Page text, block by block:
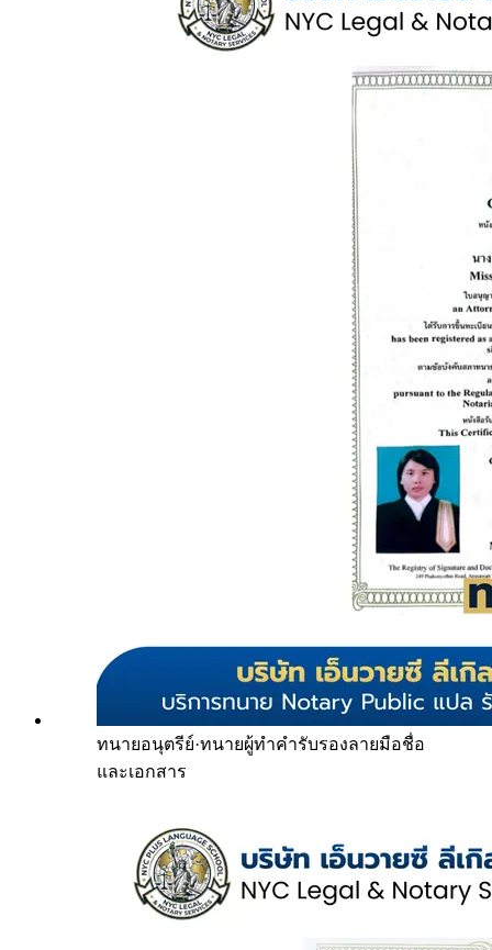
ทนายอนุตรีย์·ทนายผู้ทำคำรับรองลายมือชื่อ
และเอกสาร